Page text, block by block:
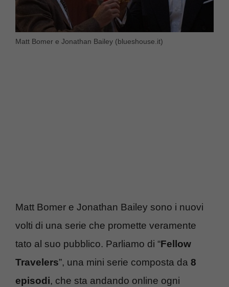
Matt Bomer e Jonathan Bailey (blueshouse.it)
Matt Bomer e Jonathan Bailey sono i nuovi
volti di una serie che promette veramente
tato al suo pubblico. Parliamo di “Fellow
Travelers”, una mini serie composta da 8
episodi, che sta andando online ogni